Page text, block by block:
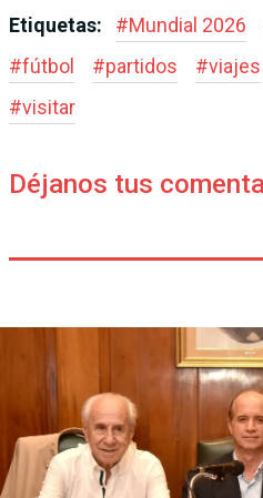
Etiquetas: #Mundial 2026
#fútbol #partidos #viajes
#visitar
Déjanos tus